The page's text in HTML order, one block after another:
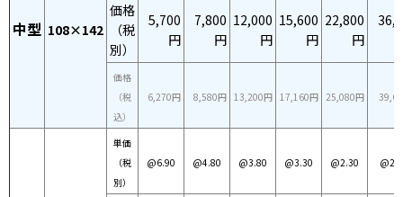
中型 108×142
価格
（税
別）
5,700
円
7,800
円
12,000
円
15,600
円
22,800
円
価格
（税
込）
6,270円 8,580円 13,200円 17,160円 25,080円
単価
（税
別）
@6.90 @4.80 @3.80 @3.30 @2.30